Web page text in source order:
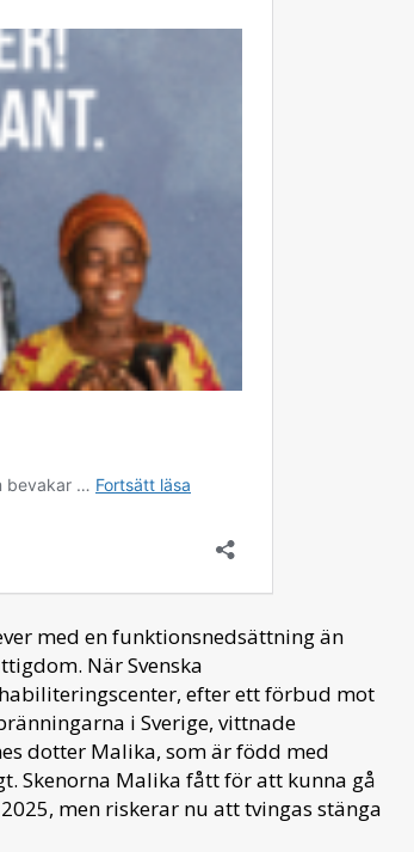
med en funktionsnedsättning än
När Svenska
efter ett förbud mot
i Sverige, vittnade
dotter Malika, som är född med
Skenorna Malika fått för att kunna gå
men riskerar nu att tvingas stänga